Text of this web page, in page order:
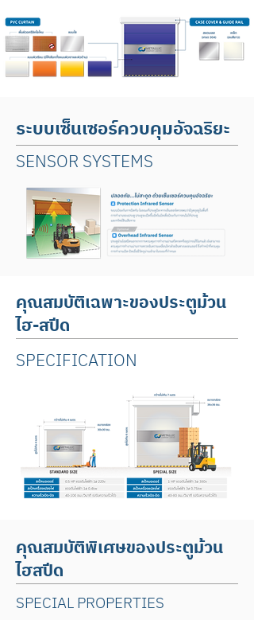
ระบบเซ็นเซอร์ควบคุมอัจฉริยะ
SENSOR SYSTEMS
คุณสมบัติเฉพาะของประตูม้วน
ไฮ-สปีด
SPECIFICATION
คุณสมบัติพิเศษของประตูม้วน
ไฮสปีด
SPECIAL PROPERTIES